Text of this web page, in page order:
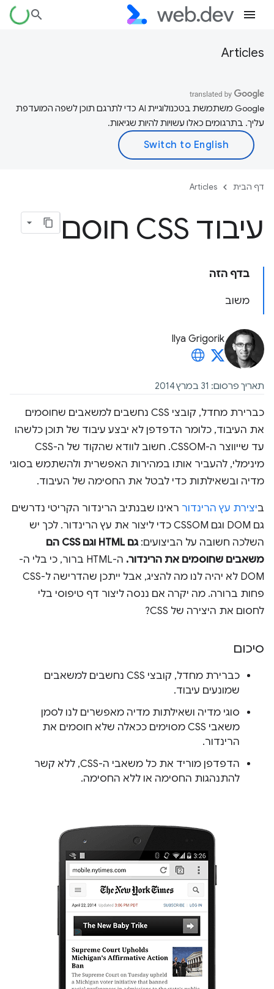
Articles
‫Google משתמשת בטכנולוגיית AI כדי לתרגם תוכן לשפה המועדפת
עליך. בתרגומים כאלו עשויות להיות שגיאות.
דף הבית Articles
עיבוד CSS חוסם
בדף הזה
משוב
Ilya Grigorik
תאריך פרסום: 31 במרץ 2014
כברירת מחדל, קובצי CSS נחשבים למשאבים שחוסמים
את העיבוד, כלומר הדפדפן לא יבצע עיבוד של תוכן כלשהו
עד שייווצר ה-CSSOM. חשוב לוודא שהקוד של ה-CSS
מינימלי, להעביר אותו במהירות האפשרית ולהשתמש בסוגי
מדיה ובשאילתות כדי לבטל את החסימה של העיבוד.
ביצירת עץ הרינדור ראינו שבנתיב הרינדור הקריטי נדרשים
גם DOM וגם CSSOM כדי ליצור את עץ הרינדור. לכך יש
השלכה חשובה על הביצועים:
גם HTML וגם CSS הם
משאבים שחוסמים את הרינדור.
ה-HTML ברור, כי בלי ה-
DOM לא יהיה לנו מה להציג, אבל ייתכן שהדרישה ל-CSS
פחות ברורה. מה יקרה אם ננסה ליצור דף טיפוסי בלי
לחסום את היצירה של CSS?
סיכום
כברירת מחדל, קובצי CSS נחשבים למשאבים
שמונעים עיבוד.
סוגי מדיה ושאילתות מדיה מאפשרים לנו לסמן
משאבי CSS מסוימים ככאלה שלא חוסמים את
הרינדור.
הדפדפן מוריד את כל משאבי ה-CSS, ללא קשר
להתנהגות החסימה או ללא החסימה.